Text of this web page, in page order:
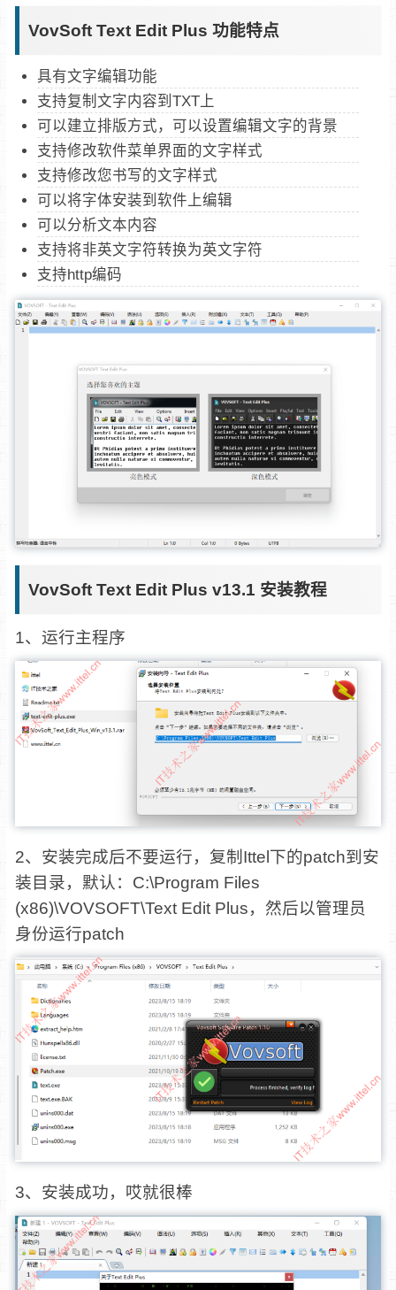
VovSoft Text Edit Plus 功能特点
具有文字编辑功能
支持复制文字内容到TXT上
可以建立排版方式，可以设置编辑文字的背景
支持修改软件菜单界面的文字样式
支持修改您书写的文字样式
可以将字体安装到软件上编辑
可以分析文本内容
支持将非英文字符转换为英文字符
支持http编码
VovSoft Text Edit Plus v13.1 安装教程
1、运行主程序
2、安装完成后不要运行，复制Ittel下的patch到安
装目录，默认：C:\Program Files
(x86)\VOVSOFT\Text Edit Plus，然后以管理员
身份运行patch
3、安装成功，哎就很棒